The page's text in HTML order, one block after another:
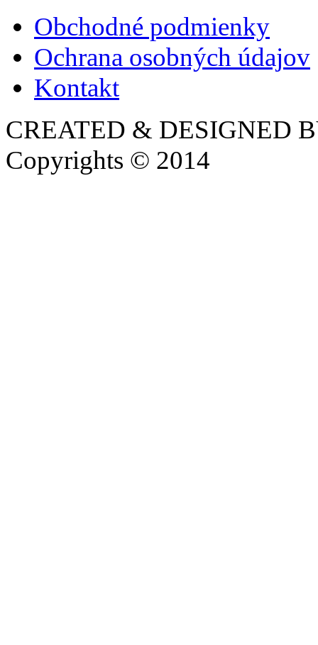
Obchodné podmienky
Ochrana osobných údajov
Kontakt
CREATED & DESIGNED
Copyrights © 2014